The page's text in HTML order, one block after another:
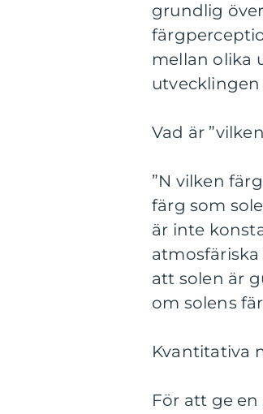
grundlig
mellan olika
Vad är
”N vilken
färg som
är inte
att solen är
om solens
Kvantitativa
För att ge